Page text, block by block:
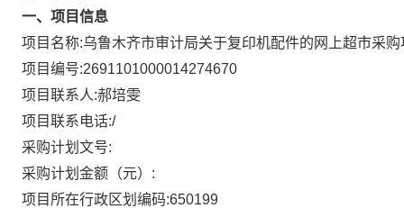
一、项目信息
项目名称:乌鲁木齐市审计局关于复印机配件的网上超市采购
项目编号:2691101000014274670
项目联系人:郝培雯
项目联系电话:/
采购计划文号:
采购计划金额（元）:
项目所在行政区划编码:650199